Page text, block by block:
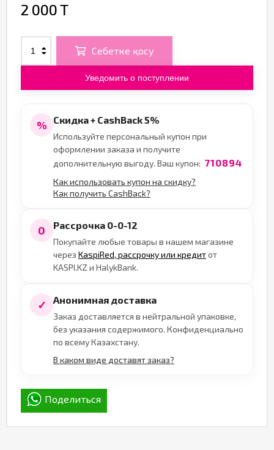
2 000 T
Себетке қосу
Уведомить о поступлении
% Скидка + CashBack 5%
Используйте персональный купон при
оформлении заказа и получите
дополнительную выгоду. Ваш купон: 710894
Как использовать купон на скидку?
Как получить CashBack?
0 Рассрочка 0-0-12
Покупайте любые товары в нашем магазине
через KaspiRed, рассрочку или кредитот
KASPI.KZ и HalykBank.
✓ Анонимная доставка
Заказ доставляется в нейтральной упаковке,
без указания содержимого. Конфиденциально
по всему Казахстану.
В каком виде доставят заказ?
Поделиться